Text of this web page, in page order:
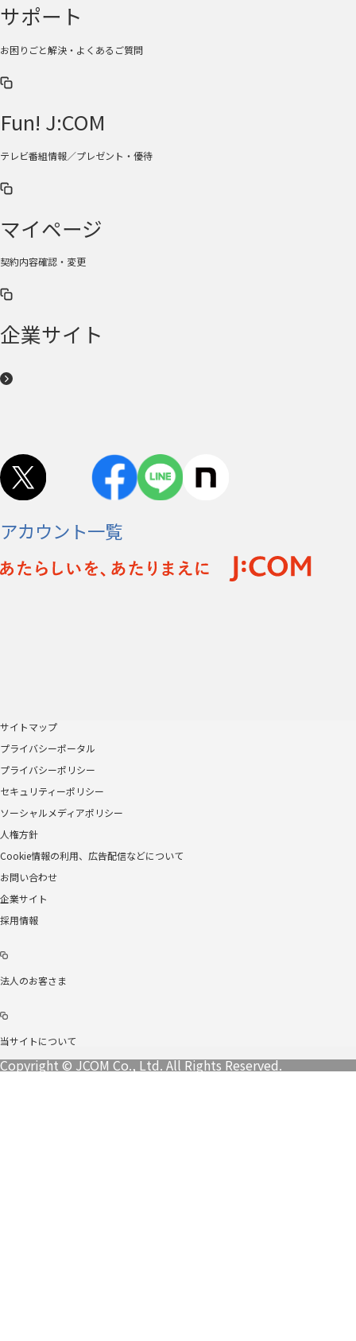
サポート
お困りごと解決・よくあるご質問
Fun! J:COM
テレビ番組情報／プレゼント・優待
マイページ
契約内容確認・変更
企業サイト
アカウント一覧
サイトマップ
プライバシーポータル
プライバシーポリシー
セキュリティーポリシー
ソーシャルメディアポリシー
人権方針
Cookie情報の利用、広告配信などについて
お問い合わせ
企業サイト
採用情報
法人のお客さま
当サイトについて
Copyright © JCOM Co., Ltd. All Rights Reserved.